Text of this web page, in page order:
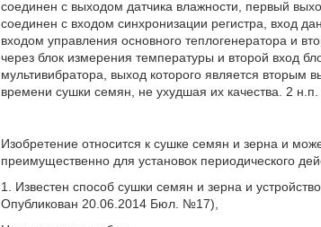
соединен с выходом датчика влажности, первый
соединен с входом синхронизации регистра, вход
входом управления основного теплогенератора и
через блок измерения температуры и второй вход
мультивибратора, выход которого является вторым
времени сушки семян, не ухудшая их качества. 2
Изобретение относится к сушке семян и зерна и
преимущественно для установок периодического
1. Известен способ сушки семян и зерна и
Опубликован 20.06.2014 Бюл. №17),